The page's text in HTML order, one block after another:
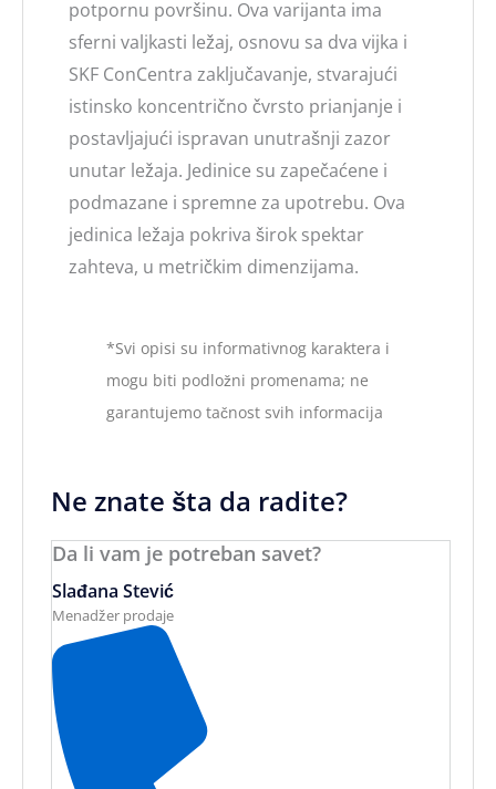
potpornu površinu. Ova varijanta ima
sferni valjkasti ležaj, osnovu sa dva vijka i
SKF ConCentra zaključavanje, stvarajući
istinsko koncentrično čvrsto prianjanje i
postavljajući ispravan unutrašnji zazor
unutar ležaja. Jedinice su zapečaćene i
podmazane i spremne za upotrebu. Ova
jedinica ležaja pokriva širok spektar
zahteva, u metričkim dimenzijama.
*Svi opisi su informativnog karaktera i
mogu biti podložni promenama; ne
garantujemo tačnost svih informacija
Ne znate šta da radite?
Da li vam je potreban savet?
Slađana Stević
Menadžer prodaje